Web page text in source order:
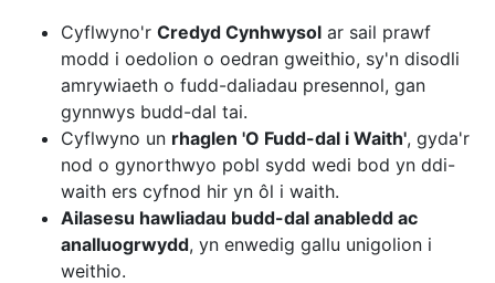
Cyflwyno'r Credyd Cynhwysol ar sail prawf
modd i oedolion o oedran gweithio, sy'n disodli
amrywiaeth o fudd-daliadau presennol, gan
gynnwys budd-dal tai.
Cyflwyno un rhaglen 'O Fudd-dal i Waith', gyda'r
nod o gynorthwyo pobl sydd wedi bod yn ddi-
waith ers cyfnod hir yn ôl i waith.
Ailasesu hawliadau budd-dal anabledd ac
analluogrwydd, yn enwedig gallu unigolion i
weithio.